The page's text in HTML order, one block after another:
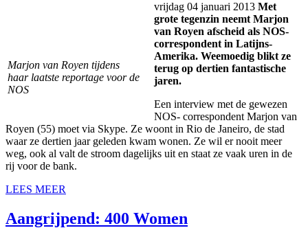
vrijdag 04 januari 2013
Marjon van Royen tijdens
haar laatste reportage voor de
NOS
Met
grote tegenzin neemt Marjon
van Royen afscheid als NOS-
correspondent in Latijns-
Amerika. Weemoedig blikt ze
terug op dertien fantastische
jaren.
Een interview met de gewezen
NOS- correspondent Marjon van
Royen (55) moet via Skype. Ze woont in Rio de Janeiro, de stad
waar ze dertien jaar geleden kwam wonen. Ze wil er nooit meer
weg, ook al valt de stroom dagelijks uit en staat ze vaak uren in de
rij voor de bank.
LEES MEER
Aangrijpend: 400 Women